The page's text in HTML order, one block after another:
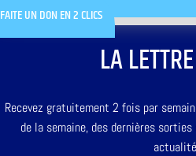
FAITE UN DON EN 2 CLICS
LA
Recevez gratuitement 2 fois par
de la semaine, des dernières